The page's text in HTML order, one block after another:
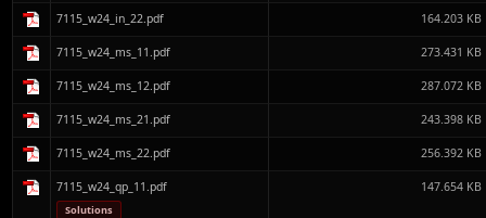
7115_w24_in_22.pdf 164.203 KB
7115_w24_ms_11.pdf 273.431 KB
7115_w24_ms_12.pdf 287.072 KB
7115_w24_ms_21.pdf 243.398 KB
7115_w24_ms_22.pdf 256.392 KB
7115_w24_qp_11.pdf
Solutions
147.654 KB